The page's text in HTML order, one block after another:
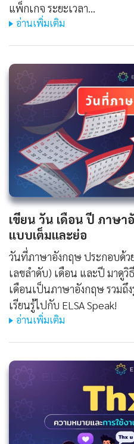
แพ็กเกจ ระยะเวลา…
อ่านเพิ่มเติม
เขียน วัน เดือน ปี ภาษา
แบบเต็มและย่อ
วันที่ภาษาอังกฤษ ประกอบด้
เลขลำดับ) เดือน และปี มาดู
เดือนเป็นภาษาอังกฤษ รวมถึ
เรียนรู้ไปกับ ELSA Speak!
อ่านเพิ่มเติม